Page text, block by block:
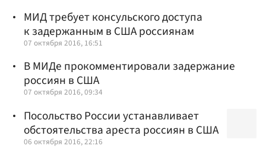
МИД требует консульского доступа
к задержанным в США россиянам
07 октября 2016, 16:51
В МИДе прокомментировали задержание
россиян в США
07 октября 2016, 09:34
Посольство России устанавливает
обстоятельства ареста россиян в США
06 октября 2016, 22:16